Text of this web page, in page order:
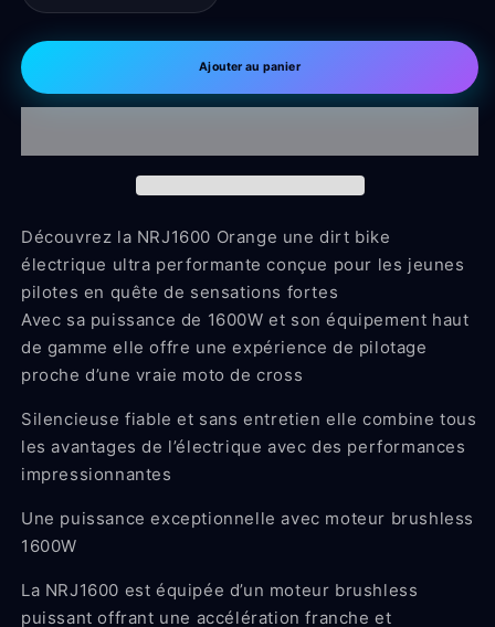
la
quantité
Dirt
bike
2000W
la
quantité
de
Dirt
bike
2000W
NRJ
Ajouter au panier
Découvrez la NRJ1600 Orange une dirt bike
électrique ultra performante conçue pour les jeunes
pilotes en quête de sensations fortes
Avec sa puissance de 1600W et son équipement haut
de gamme elle offre une expérience de pilotage
proche d’une vraie moto de cross
Silencieuse fiable et sans entretien elle combine tous
les avantages de l’électrique avec des performances
impressionnantes
Une puissance exceptionnelle avec moteur brushless
1600W
La NRJ1600 est équipée d’un moteur brushless
puissant offrant une accélération franche et